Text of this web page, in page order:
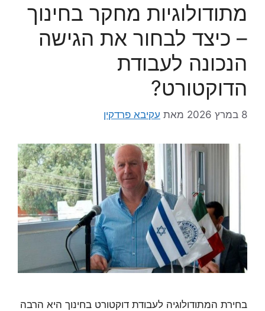
מתודולוגיות מחקר בחינוך
– כיצד לבחור את הגישה
הנכונה לעבודת
הדוקטורט?
8 במרץ 2026 מאת עקיבא פרדקין
בחירת המתודולוגיה לעבודת דוקטורט בחינוך היא הרבה